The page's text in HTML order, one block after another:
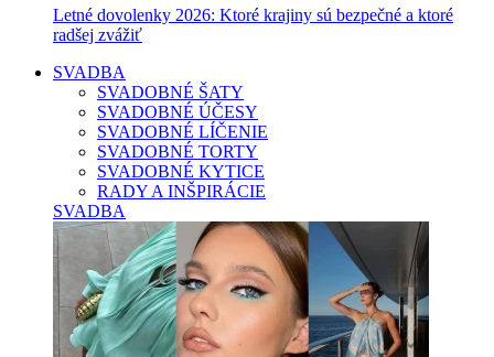
Letné dovolenky 2026: Ktoré krajiny sú bezpečné a ktoré
radšej zvážiť
SVADBA
SVADOBNÉ ŠATY
SVADOBNÉ ÚČESY
SVADOBNÉ LÍČENIE
SVADOBNÉ TORTY
SVADOBNÉ KYTICE
RADY A INŠPIRÁCIE
SVADBA